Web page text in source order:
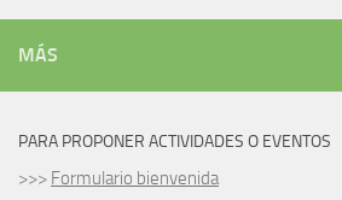
MÁS
PARA PROPONER ACTIVIDADES O EVENTOS
>>> Formulario bienvenida